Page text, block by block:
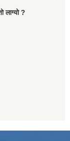
लाग्यो ?